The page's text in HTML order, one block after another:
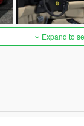
Expand to